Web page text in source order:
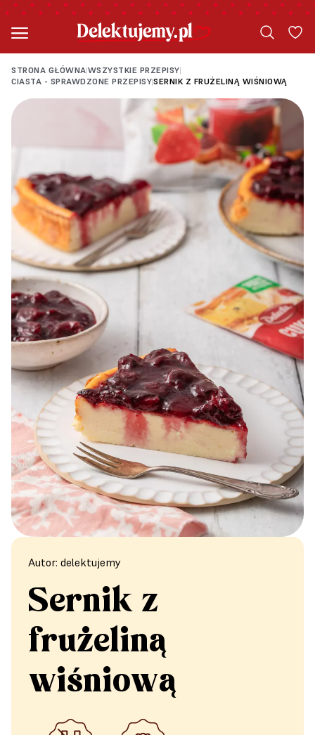
STRONA GŁÓWNA|WSZYSTKIE PRZEPISY|
CIASTA - SPRAWDZONE PRZEPISY|SERNIK Z FRUŻELINĄ WIŚNIOWĄ
Autor: delektujemy
Sernik z
frużeliną
wiśniową